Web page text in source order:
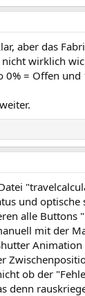
aber das
nicht wirklich
0% = Offen
und
alle Buttons
mit der
ob der
denn